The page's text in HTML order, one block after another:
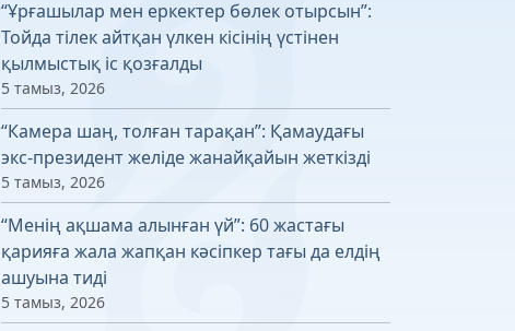
“Ұрғашылар мен еркектер бөлек отырсын”:
Тойда тілек айтқан үлкен кісінің үстінен
қылмыстық іс қозғалды
5 тамыз, 2026
“Камера шаң, толған тарақан”: Қамаудағы
экс-президент желіде жанайқайын жеткізді
5 тамыз, 2026
“Менің ақшама алынған үй”: 60 жастағы
қарияға жала жапқан кәсіпкер тағы да елдің
ашуына тиді
5 тамыз, 2026